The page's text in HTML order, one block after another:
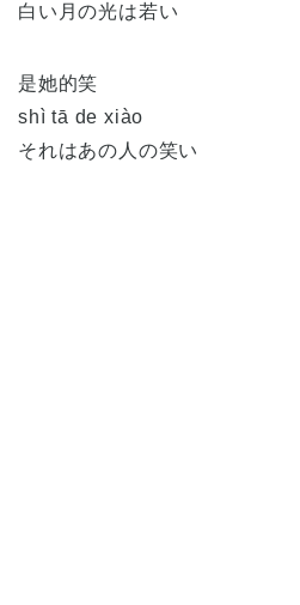
白い月の光は若い
是她的笑
shì tā de xiào
それはあの人の笑い